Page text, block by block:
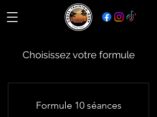
Choisissez votre formule
Formule 10 séances